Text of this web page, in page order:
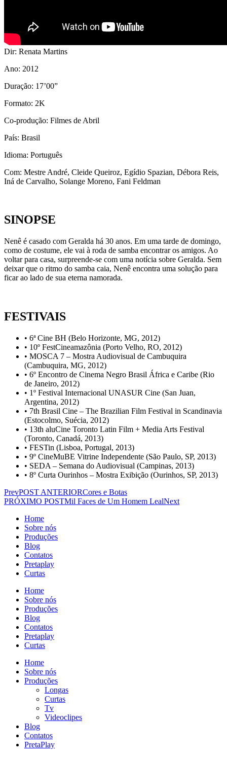
Dir: Renata Martins
Ano: 2012
Duração: 17’00”
Formato: 2K
Co-produção: Filmes de Abril
País: Brasil
Idioma: Português
Com: Mestre André, Cleide Queiroz, Egídio Spazian, Débora Reis,
Iná de Carvalho, Solange Moreno, Fani Feldman
SINOPSE
Nenê é casado com Geralda há 30 anos. Em uma tarde de domingo,
como de costume, ele vai à roda de samba encontrar os amigos. Ao
voltar para casa, surpreende-se com uma notícia sobre Geralda. Sem
deixar que o ritmo do samba caia, Nenê encontra uma solução para
ficar ao lado de sua eterna namorada.
FESTIVAIS
• 6ª Cine BH (Belo Horizonte, MG, 2012)
• 10º FestCineamazônia (Porto Velho, RO, 2012)
• MOSCA 7 – Mostra Audiovisual de Cambuquira
(Cambuquira, MG, 2012)
• 6º Encontro de Cinema Negro Brasil África e Caribe (Rio
de Janeiro, 2012)
• 1º Festival Internacional UNASUR Cine (San Juan,
Argentina, 2012)
• 7th Brasil Cine – The Brazilian Film Festival in Scandinavia
(Estocolmo, Suécia, 2012)
• 13th aluCine Toronto Latin Film + Media Arts Festival
(Toronto, Canadá, 2013)
• FESTin (Lisboa, Portugal, 2013)
• 9º CineMuBE Vitrine Independente (São Paulo, SP, 2013)
• SEDA – Semana do Audiovisual (Campinas, 2013)
• 8º Curta Ourinhos – Mostra Exibição (Ourinhos, SP, 2013)
PrevPOST ANTERIORCores e Botas
PRÓXIMO POSTMil Faces de Um Homem LealNext
Home
Sobre nós
Produções
Blog
Contatos
Pretaplay
Curtas
Home
Sobre nós
Produções
Blog
Contatos
Pretaplay
Curtas
Home
Sobre nós
Produções
Longas
Curtas
Tv
Videoclipes
Blog
Contatos
PretaPlay